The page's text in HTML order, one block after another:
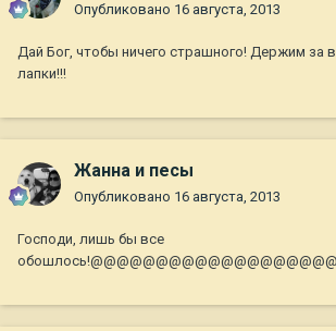
Опубликовано 16 августа, 2013
Дай Бог, чтобы ничего страшного! Держим за
лапки!!!
Жанна и песы
Опубликовано 16 августа, 2013
Господи, лишь бы все